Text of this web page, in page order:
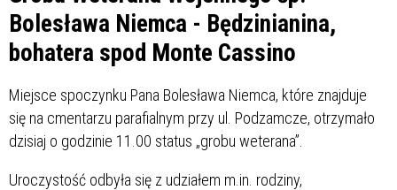
Bolesława Niemca - Będzinianina,
bohatera spod Monte Cassino
Miejsce spoczynku Pana Bolesława Niemca, które znajduje
się na cmentarzu parafialnym przy ul. Podzamcze, otrzymało
dzisiaj o godzinie 11.00 status „grobu weterana”.
Uroczystość odbyła się z udziałem m.in. rodziny,